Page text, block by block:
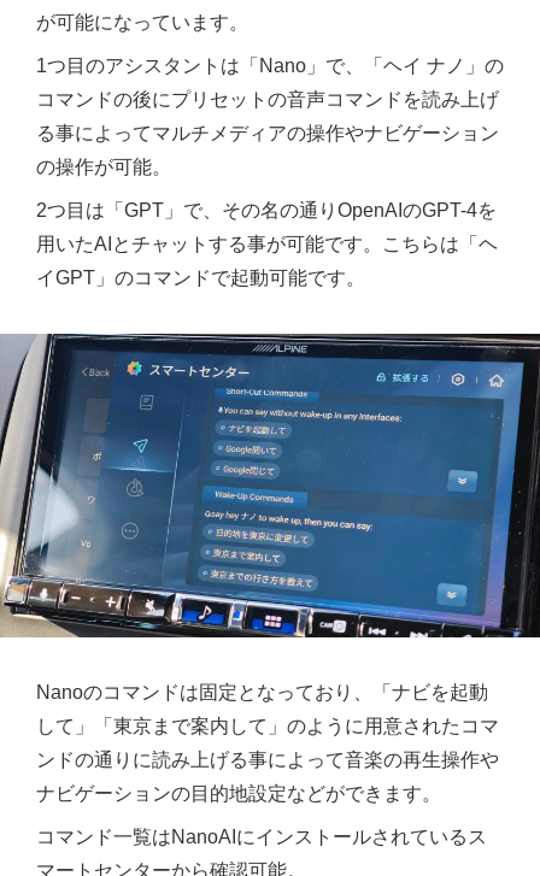
が可能になっています。
1つ目のアシスタントは「Nano」で、「ヘイ ナノ」の
コマンドの後にプリセットの音声コマンドを読み上げ
る事によってマルチメディアの操作やナビゲーション
の操作が可能。
2つ目は「GPT」で、その名の通りOpenAIのGPT-4を
用いたAIとチャットする事が可能です。こちらは「ヘ
イGPT」のコマンドで起動可能です。
Nanoのコマンドは固定となっており、「ナビを起動
して」「東京まで案内して」のように用意されたコマ
ンドの通りに読み上げる事によって音楽の再生操作や
ナビゲーションの目的地設定などができます。
コマンド一覧はNanoAIにインストールされているス
マートセンターから確認可能。